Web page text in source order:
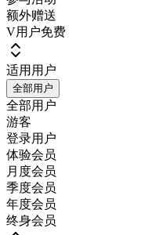
额外赠送
V用户免费
适用用户
全部用户
全部用户
游客
登录用户
体验会员
月度会员
季度会员
年度会员
终身会员